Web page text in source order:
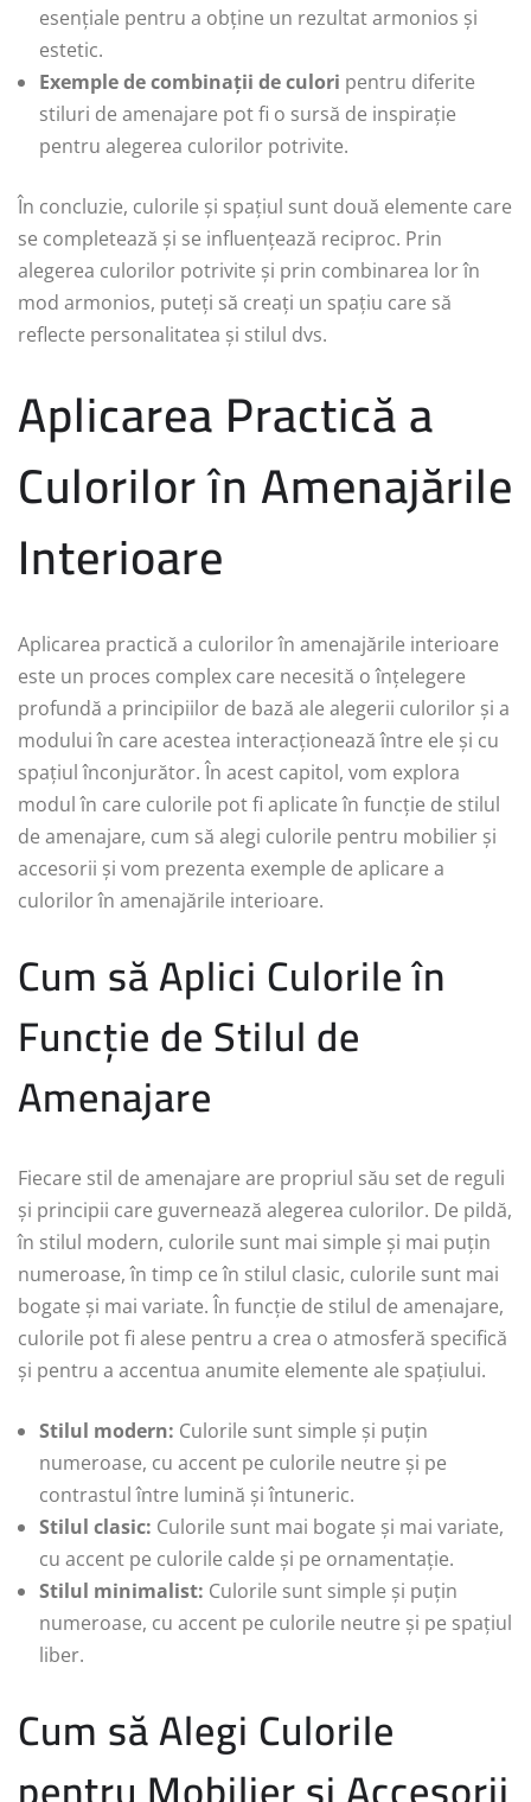
esențiale pentru a obține un rezultat armonios și
estetic.
Exemple de combinații de culori pentru diferite
stiluri de amenajare pot fi o sursă de inspirație
pentru alegerea culorilor potrivite.
În concluzie, culorile și spațiul sunt două elemente care
se completează și se influențează reciproc. Prin
alegerea culorilor potrivite și prin combinarea lor în
mod armonios, puteți să creați un spațiu care să
reflecte personalitatea și stilul dvs.
Aplicarea Practică a
Culorilor în Amenajările
Interioare
Aplicarea practică a culorilor în amenajările interioare
este un proces complex care necesită o înțelegere
profundă a principiilor de bază ale alegerii culorilor și a
modului în care acestea interacționează între ele și cu
spațiul înconjurător. În acest capitol, vom explora
modul în care culorile pot fi aplicate în funcție de stilul
de amenajare, cum să alegi culorile pentru mobilier și
accesorii și vom prezenta exemple de aplicare a
culorilor în amenajările interioare.
Cum să Aplici Culorile în
Funcție de Stilul de
Amenajare
Fiecare stil de amenajare are propriul său set de reguli
și principii care guvernează alegerea culorilor. De pildă,
în stilul modern, culorile sunt mai simple și mai puțin
numeroase, în timp ce în stilul clasic, culorile sunt mai
bogate și mai variate. În funcție de stilul de amenajare,
culorile pot fi alese pentru a crea o atmosferă specifică
și pentru a accentua anumite elemente ale spațiului.
Stilul modern: Culorile sunt simple și puțin
numeroase, cu accent pe culorile neutre și pe
contrastul între lumină și întuneric.
Stilul clasic: Culorile sunt mai bogate și mai variate,
cu accent pe culorile calde și pe ornamentație.
Stilul minimalist: Culorile sunt simple și puțin
numeroase, cu accent pe culorile neutre și pe spațiul
liber.
Cum să Alegi Culorile